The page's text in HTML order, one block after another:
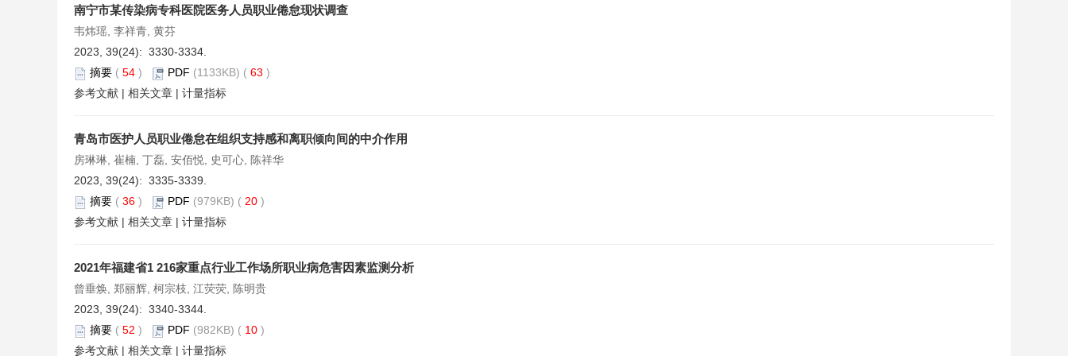
南宁市某传染病专科医院医务人员职业倦怠现状调查
韦炜瑶, 李祥青, 黄芬
2023, 39(24): 3330-3334.
摘要 ( 54 ) PDF (1133KB) ( 63 )
参考文献 | 相关文章 | 计量指标
青岛市医护人员职业倦怠在组织支持感和离职倾向间的中介作用
房琳琳, 崔楠, 丁磊, 安佰悦, 史可心, 陈祥华
2023, 39(24): 3335-3339.
摘要 ( 36 ) PDF (979KB) ( 20 )
参考文献 | 相关文章 | 计量指标
2021年福建省1 216家重点行业工作场所职业病危害因素监测分析
曾垂焕, 郑丽辉, 柯宗枝, 江荧荧, 陈明贵
2023, 39(24): 3340-3344.
摘要 ( 52 ) PDF (982KB) ( 10 )
参考文献 | 相关文章 | 计量指标